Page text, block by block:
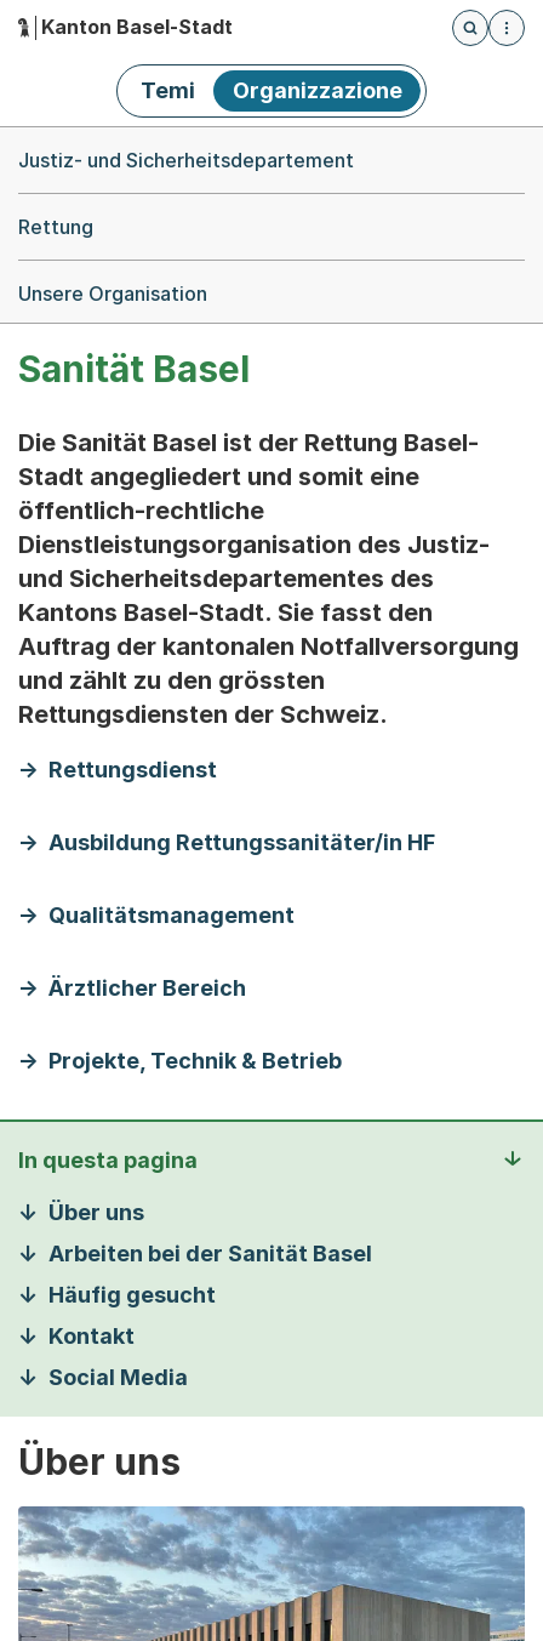
Hauptnavigation
Kanton Basel-Stadt
Öffnet
Temi Organizzazione
Justiz- und Sicherheitsdepartement
Rettung
Unsere Organisation
Sanität Basel
Die Sanität Basel ist der Rettung Basel-
Stadt angegliedert und somit eine
öffentlich-rechtliche
Dienstleistungsorganisation des Justiz-
und Sicherheitsdepartementes des
Kantons Basel-Stadt. Sie fasst den
Auftrag der kantonalen Notfallversorgung
und zählt zu den grössten
Rettungsdiensten der Schweiz.
Rettungsdienst
Ausbildung Rettungssanitäter/in HF
Qualitätsmanagement
Ärztlicher Bereich
Projekte, Technik & Betrieb
In questa pagina
Über uns
Arbeiten bei der Sanität Basel
Häufig gesucht
Kontakt
Social Media
Über uns